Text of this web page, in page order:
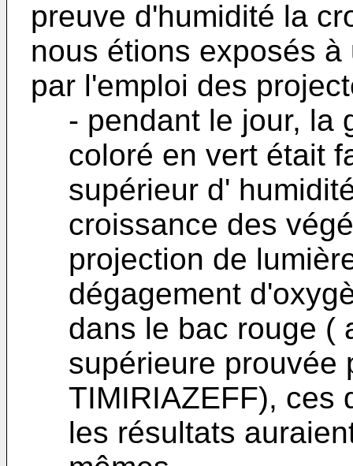
preuve d'humidité la
nous étions exposés
par l'emploi des
- pendant le jour, la
coloré en vert était
supérieur d'
croissance des
projection de
dégagement
dans le bac rouge (
supérieure prouvée
TIMIRIAZEFF), ces
les résultats